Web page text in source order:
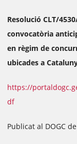
Resolució CLT/
convocatòria
en règim de
ubicades a
https://
df
Publicat al DOGC